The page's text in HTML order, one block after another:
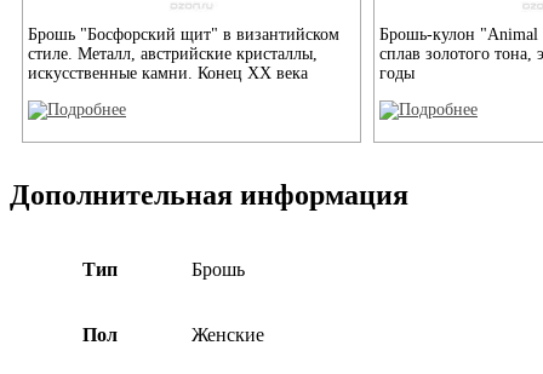
Брошь "Босфорский щит" в византийском
стиле. Металл, австрийские кристаллы,
искусственные камни. Конец XX века
Брошь-кулон
сплав золотого
годы
Дополнительная информация
Тип Брошь
Пол Женские